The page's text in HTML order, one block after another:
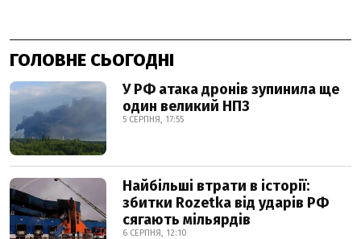
ГОЛОВНЕ СЬОГОДНІ
У РФ атака дронів зупинила ще
один великий НПЗ
5 СЕРПНЯ, 17:55
Найбільші втрати в історії:
збитки Rozetka від ударів РФ
сягають мільярдів
6 СЕРПНЯ, 12:10